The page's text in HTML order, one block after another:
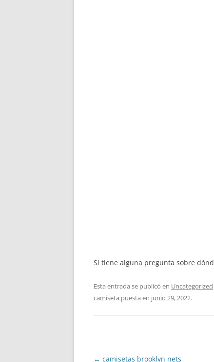
Si tiene alguna pregunta sobre
Esta entrada se publicó en Uncategorized
camiseta puesta en junio 29, 2022.
Navegación
← camisetas brooklyn nets